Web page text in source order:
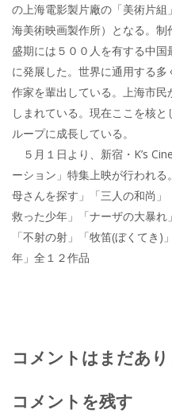
の上海電影製片廠の「美術片
海美術映画製作所）となる。
盛期には５００人を有する中
に発展した。世界に通用する多
作家を輩出している。上海市民
しまれている。現在ここを核
ループに成長している。
５月１日より、新宿・K’s
ーション」特集上映が行われ
母さんを探す」「三人の和尚
救った少年」「ナーザの大暴れ
「不射の射」「牧笛(ぼくてき
年」全１２作品
コメントはまだあ
コメントを残す